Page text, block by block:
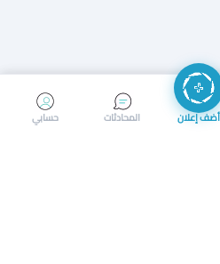
إجراء مكالمة
حسابي المحادثات أضف إعلان